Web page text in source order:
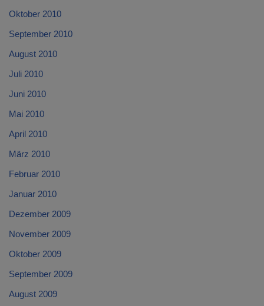
Oktober 2010
September 2010
August 2010
Juli 2010
Juni 2010
Mai 2010
April 2010
März 2010
Februar 2010
Januar 2010
Dezember 2009
November 2009
Oktober 2009
September 2009
August 2009